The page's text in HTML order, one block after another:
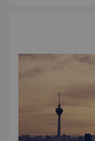
刘蝶广场是马来西
地。从电子产品、
KLCC水族馆将引
山脉，潜近浩荡
林。KLCC水族馆
乐”的独特体验。